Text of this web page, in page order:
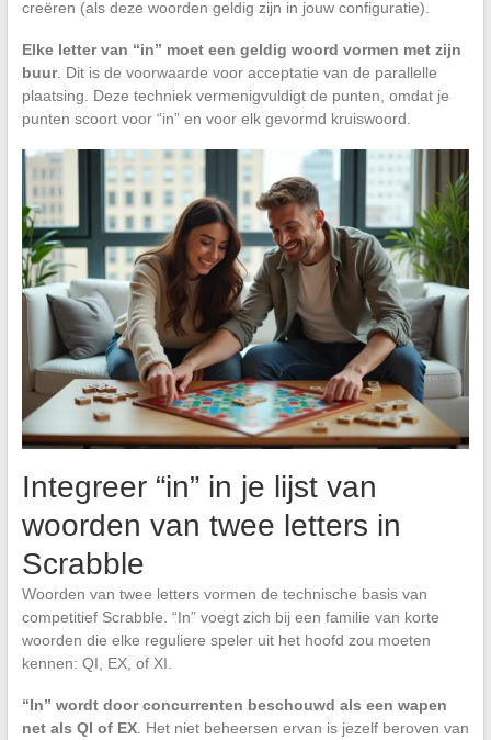
creëren (als deze woorden geldig zijn in jouw configuratie).
Elke letter van “in” moet een geldig woord vormen met zijn
buur. Dit is de voorwaarde voor acceptatie van de parallelle
plaatsing. Deze techniek vermenigvuldigt de punten, omdat je
punten scoort voor “in” en voor elk gevormd kruiswoord.
Integreer “in” in je lijst van
woorden van twee letters in
Scrabble
Woorden van twee letters vormen de technische basis van
competitief Scrabble. “In” voegt zich bij een familie van korte
woorden die elke reguliere speler uit het hoofd zou moeten
kennen: QI, EX, of XI.
“In” wordt door concurrenten beschouwd als een wapen
net als QI of EX. Het niet beheersen ervan is jezelf beroven van